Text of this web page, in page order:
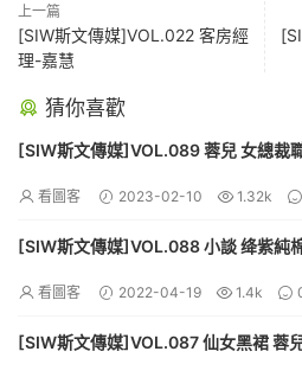
上一篇
[SIW斯文傳媒]VOL.022 客房經
理-嘉慧
猜你喜歡
[SIW斯文傳媒]VOL.089 蓉兒 女總裁
看圖客 2023-02-10 1.32k
[SIW斯文傳媒]VOL.088 小談 绛紫純
看圖客 2022-04-19 1.4k
[SIW斯文傳媒]VOL.087 仙女黑裙 蓉